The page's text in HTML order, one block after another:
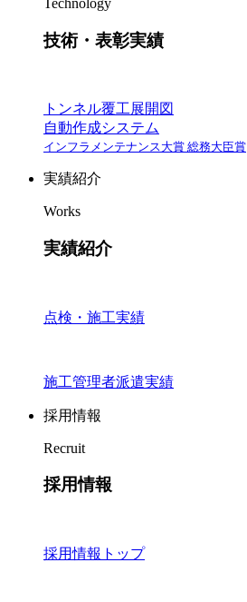
技術・表彰実績
トンネル覆工展開図
自動作成システム
インフラメンテナンス大賞 総務大臣賞
実績紹介
Works
実績紹介
点検・施工実績
施工管理者派遣実績
採用情報
Recruit
採用情報
採用情報トップ